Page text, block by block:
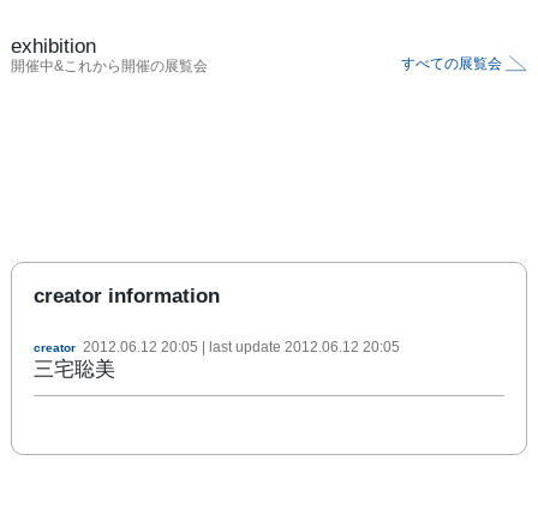
exhibition
開催中&これから開催の展覧会 すべての展覧会
creator information
creator 2012.06.12 20:05 | last update 2012.06.12 20:05
三宅聡美